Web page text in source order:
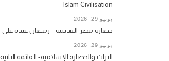
Islam Civilisation
يونيو 29, 2026
حضارة مصر القديمة – رمضان عبده علي
يونيو 29, 2026
التراث والحضارة الإسلامية- القائمة الثانية